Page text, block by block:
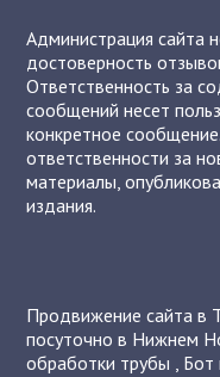
Администрация сайта
достоверность
Ответственность за
сообщений несет
конкретное
ответственности за
материалы,
издания.
Продвижение сайта в
посуточно в Нижнем
обработки трубы , Бот